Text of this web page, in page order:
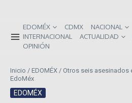
EDOMÉX CDMX
NACIONAL
INTERNACIONAL
ACTUALIDAD
OPINIÓN
Inicio / EDOMÉX / Otros seis asesinados
EdoMéx
EDOMÉX